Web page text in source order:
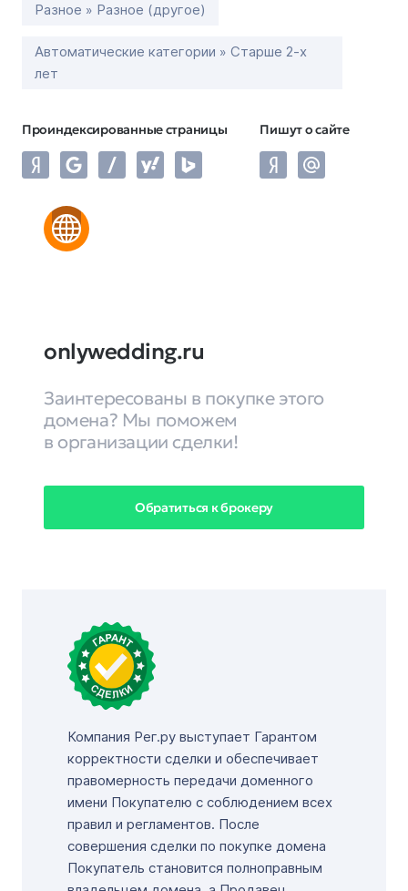
Разное » Разное (другое)
Автоматические категории » Старше 2-х
лет
Проиндексированные страницы Пишут о сайте
onlywedding.ru
Заинтересованы в покупке этого
домена? Мы поможем
в организации сделки!
Обратиться к брокеру
Компания Рег.ру выступает Гарантом
корректности сделки и обеспечивает
правомерность передачи доменного
имени Покупателю с соблюдением всех
правил и регламентов. После
совершения сделки по покупке домена
Покупатель становится полноправным